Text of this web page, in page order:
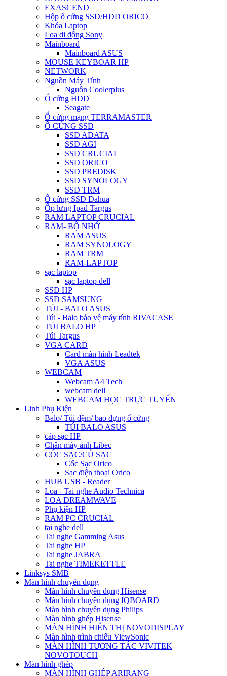
EXASCEND
Hộp ổ cứng SSD/HDD ORICO
Khóa Laptop
Loa di động Sony
Mainboard
Mainboard ASUS
MOUSE KEYBOAR HP
NETWORK
Nguồn Máy Tính
Nguồn Coolerplus
Ổ cứng HDD
Seagate
Ổ cứng mạng TERRAMASTER
Ổ CỨNG SSD
SSD ADATA
SSD AGI
SSD CRUCIAL
SSD ORICO
SSD PREDISK
SSD SYNOLOGY
SSD TRM
Ổ cứng SSD Dahua
Ốp lưng Ipad Targus
RAM LAPTOP CRUCIAL
RAM- BỘ NHỚ
RAM ASUS
RAM SYNOLOGY
RAM TRM
RAM-LAPTOP
sạc laptop
sạc laptop dell
SSD HP
SSD SAMSUNG
TÚI - BALO ASUS
Túi - Balo bảo vệ máy tính RIVACASE
TÚI BALO HP
Túi Targus
VGA CARD
Card màn hình Leadtek
VGA ASUS
WEBCAM
Webcam A4 Tech
webcam dell
WEBCAM HỌC TRỰC TUYẾN
Linh Phụ Kiện
Balo/ Túi đệm/ bao đựng ổ cứng
TÚI BALO ASUS
cáp sạc HP
Chân máy ảnh Libec
CỐC SẠC/CỦ SẠC
Cốc Sạc Orico
Sạc điện thoại Orico
HUB USB - Reader
Loa - Tai nghe Audio Technica
LOA DREAMWAVE
Phụ kiện HP
RAM PC CRUCIAL
tai nghe dell
Tai nghe Gamming Asus
Tai nghe HP
Tai nghe JABRA
Tai nghe TIMEKETTLE
Linksys SMB
Màn hình chuyên dụng
Màn hình chuyên dụng Hisense
Màn hình chuyên dụng IQBOARD
Màn hình chuyên dụng Philips
Màn hình ghép Hisense
MÀN HÌNH HIỂN THỊ NOVODISPLAY
Màn hình trình chiếu ViewSonic
MÀN HÌNH TƯƠNG TÁC VIVITEK
NOVOTOUCH
Màn hình ghép
MÀN HÌNH GHÉP ARIRANG